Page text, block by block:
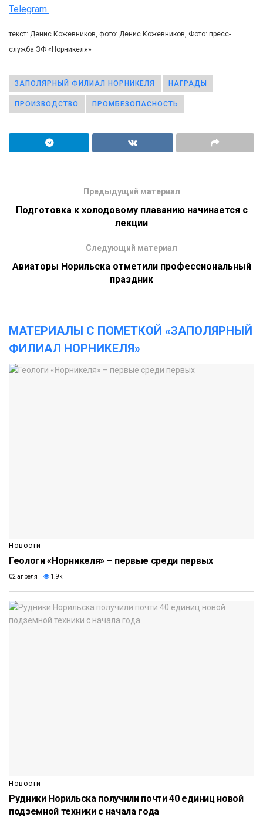
Telegram.
текст: Денис Кожевников, фото: Денис Кожевников, Фото: пресс-
служба ЗФ «Норникеля»
ЗАПОЛЯРНЫЙ ФИЛИАЛ НОРНИКЕЛЯ НАГРАДЫ
ПРОИЗВОДСТВО ПРОМБЕЗОПАСНОСТЬ
Предыдущий материал
Подготовка к холодовому плаванию начинается с
лекции
Следующий материал
Авиаторы Норильска отметили профессиональный
праздник
МАТЕРИАЛЫ С ПОМЕТКОЙ «ЗАПОЛЯРНЫЙ
ФИЛИАЛ НОРНИКЕЛЯ»
Новости
Геологи «Норникеля» – первые среди первых
02 апреля 1.9k
Новости
Рудники Норильска получили почти 40 единиц новой
подземной техники с начала года